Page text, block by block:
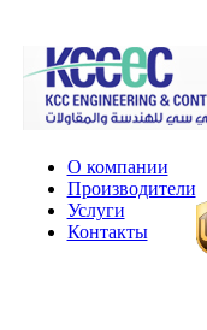
О компании
Производители
Услуги
Контакты